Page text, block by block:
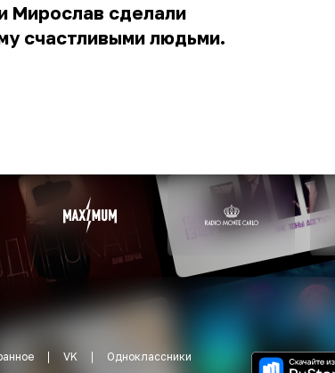
Мирослав сделали
счастливыми людьми.
VK Одноклассники